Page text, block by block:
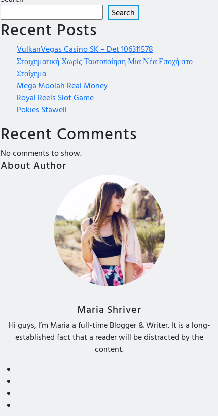
Search
Recent Posts
VulkanVegas Casino SK – Det 106311578
Στοιχηματική Χωρίς Ταυτοποίηση Μια Νέα Εποχή στο
Στοίχημα
Mega Moolah Real Money
Royal Reels Slot Game
Pokies Stawell
Recent Comments
No comments to show.
About Author
Maria Shriver
Hi guys, I’m Maria a full-time Blogger & Writer. It is a long-
established fact that a reader will be distracted by the
content.